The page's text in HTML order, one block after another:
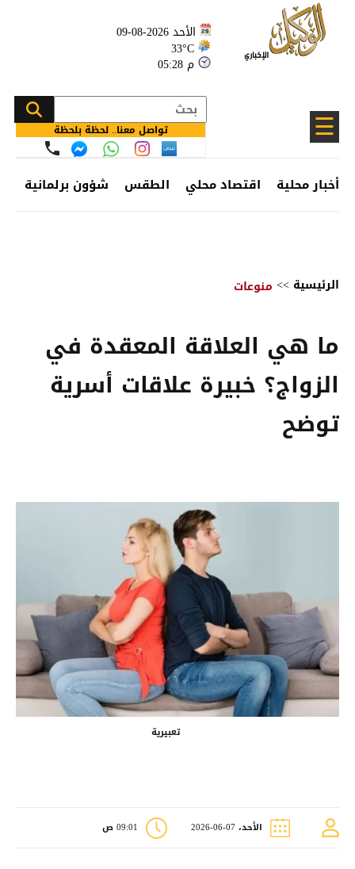
الأحد 2026-08-09
33°C
05:28 م
☰ تواصل معنا.. لحظة بلحظة
أخبار محلية اقتصاد محلي الطقس شؤون برلمانية
الرئيسية >> منوعات
ما هي العلاقة المعقدة في
الزواج؟ خبيرة علاقات أسرية
توضح
تعبيرية
الأحد، 07-06-2026 09:01 ص